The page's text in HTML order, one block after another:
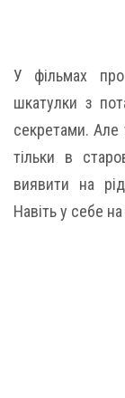
У фільмах
шкатулки з
секретами. Але
тільки в
виявити на
Навіть у себе